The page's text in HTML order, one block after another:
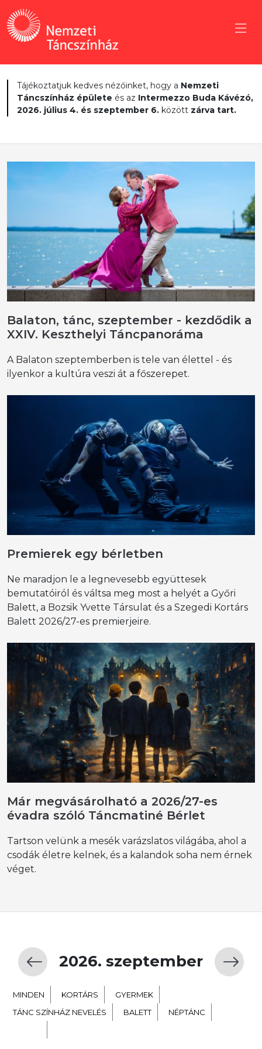
Tájékoztatjuk kedves nézőinket, hogy a Nemzeti
Táncszínház épülete és az Intermezzo Buda Kávézó,
2026. július 4. és szeptember 6. között zárva tart.
Balaton, tánc, szeptember - kezdődik a
XXIV. Keszthelyi Táncpanoráma
A Balaton szeptemberben is tele van élettel - és
ilyenkor a kultúra veszi át a főszerepet.
Premierek egy bérletben
Ne maradjon le a legnevesebb együttesek
bemutatóiról és váltsa meg most a helyét a Győri
Balett, a Bozsik Yvette Társulat és a Szegedi Kortárs
Balett 2026/27-es premierjeire.
Már megvásárolható a 2026/27-es
évadra szóló Táncmatiné Bérlet
Tartson velünk a mesék varázslatos világába, ahol a
csodák életre kelnek, és a kalandok soha nem érnek
véget.
2026. szeptember
MINDEN KORTÁRS
GYERMEK
TÁNC SZÍNHÁZ NEVELÉS
BALETT
NÉPTÁNC